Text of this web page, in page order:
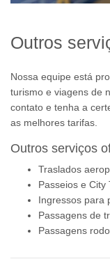
Outros
Nossa equipe está
turismo e viagens de
contato e tenha a
as melhores tarifas.
Outros serviços
Traslados
Passeios e City
Ingressos para
Passagens de
Passagens